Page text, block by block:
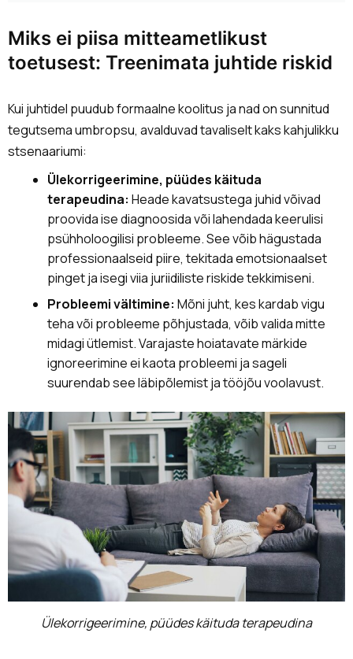
Miks ei piisa mitteametlikust
toetusest: Treenimata juhtide riskid
Kui juhtidel puudub formaalne koolitus ja nad on sunnitud
tegutsema umbropsu, avalduvad tavaliselt kaks kahjulikku
stsenaariumi:
Ülekorrigeerimine, püüdes käituda
terapeudina: Heade kavatsustega juhid võivad
proovida ise diagnoosida või lahendada keerulisi
psühholoogilisi probleeme. See võib hägustada
professionaalseid piire, tekitada emotsionaalset
pinget ja isegi viia juriidiliste riskide tekkimiseni.
Probleemi vältimine: Mõni juht, kes kardab vigu
teha või probleeme põhjustada, võib valida mitte
midagi ütlemist. Varajaste hoiatavate märkide
ignoreerimine ei kaota probleemi ja sageli
suurendab see läbipõlemist ja tööjõu voolavust.
Ülekorrigeerimine, püüdes käituda terapeudina